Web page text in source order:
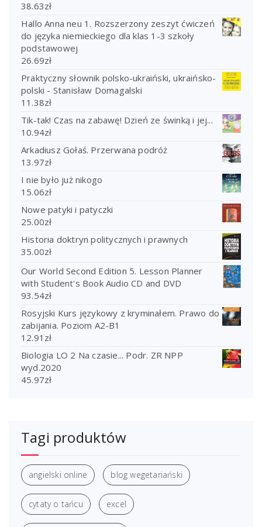
38.63zł
Hallo Anna neu 1. Rozszerzony zeszyt ćwiczeń
do języka niemieckiego dla klas 1-3 szkoły
podstawowej
26.69zł
Praktyczny słownik polsko-ukraiński, ukraińsko-
polski - Stanisław Domagalski
11.38zł
Tik-tak! Czas na zabawę! Dzień ze świnką i jej...
10.94zł
Arkadiusz Gołaś. Przerwana podróż
13.97zł
I nie było już nikogo
15.06zł
Nowe patyki i patyczki
25.00zł
Historia doktryn politycznych i prawnych
35.00zł
Our World Second Edition 5. Lesson Planner
with Student's Book Audio CD and DVD
93.54zł
Rosyjski Kurs językowy z kryminałem. Prawo do
zabijania. Poziom A2-B1
12.91 zł
Biologia LO 2 Na czasie... Podr. ZR NPP
wyd.2020
45.97zł
Tagi produktów
angielski online blog wegetariański
cytaty o tańcu excel